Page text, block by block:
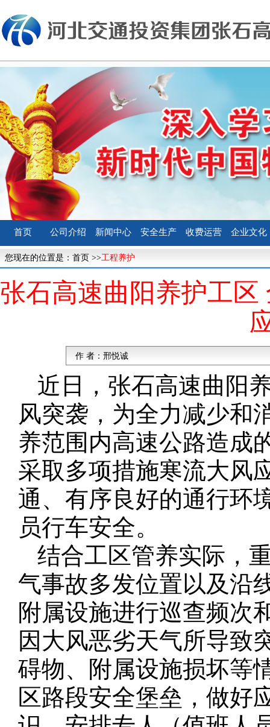
首页 公司介绍 新闻中心 安全生产 收费运营 企业文化
您现在的位置是： 首页 >>工程养护
张石高速曲阳养护工
作 者： 邢悦诚
近日，张石高速曲阳
风突袭，为全力减少和
养范围内高速公路造成
采取多项措施寒流大风
通、有序良好的通行环
员行车安全。
结合工区管养实际，
气事故多发位置以及沿
附属设施进行巡查频次
因大风恶劣天气所导致
碍物、附属设施损坏等
区路段安全堡垒，做好